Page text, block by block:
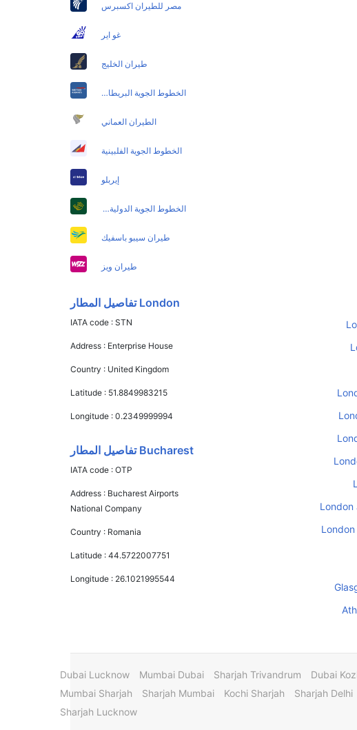
London
مصر للطيران اكسبرس
غو اير
طيران الخليج
الخطوط الجوية البريطانية
الطيران العماني
الخطوط الجوية الفلبينية
إيربلو
الخطوط الجوية الدولية الباكستانية
طيران سيبو باسفيك
طيران ويز
London تفاصيل المطار
IATA code :STN
Address : Enterprise House
Country : United Kingdom
Latitude : 51.8849983215
Longitude :0.2349999994
Bucharest تفاصيل المطار
IATA code :OTP
Address : Bucharest Airports
National Company
Country : Romania
Latitude :44.5722007751
Longitude : 26.1021995544
Dubai
Sharjah Trivandrum
Mumbai Dubai
Dubai Lucknow
Sharjah Delhi
Kochi Sharjah
Sharjah Mumbai
Mumbai Sharjah
Sharjah Lucknow